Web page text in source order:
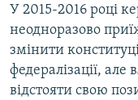
У 2015-2016 році
неодноразово
змінити
федералізації, але
відстояти свою